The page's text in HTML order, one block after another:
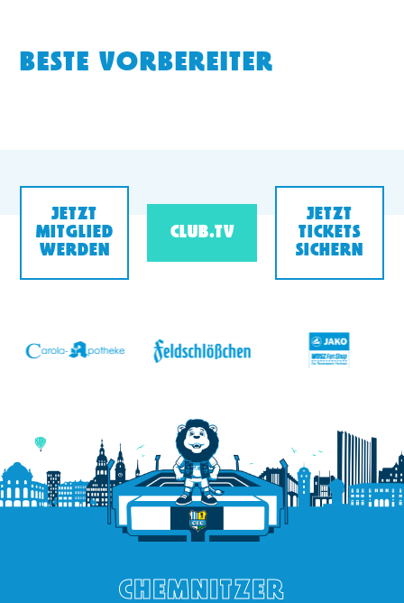
BESTE VORBEREITER
JETZT
MITGLIED
WERDEN
CLUB.TV
JETZT
TICKETS
SICHERN
CHEMNITZER